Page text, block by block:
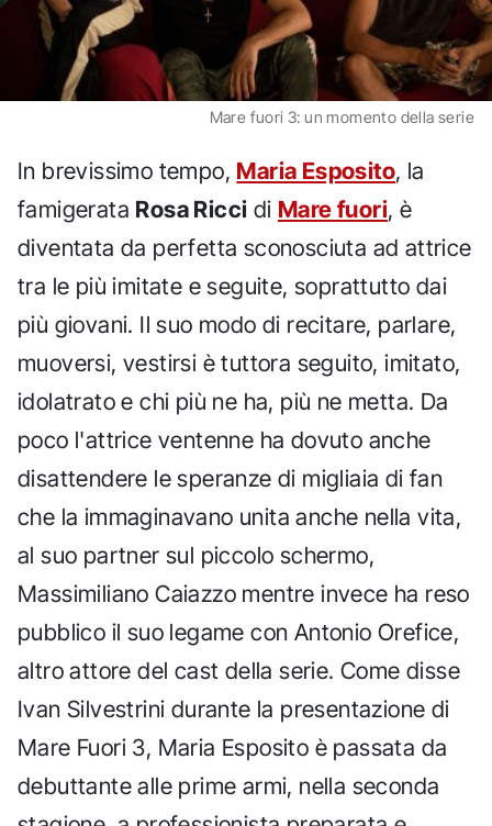
Mare fuori 3: un momento della serie
In brevissimo tempo, Maria Esposito, la
famigerata Rosa Ricci di Mare fuori, è
diventata da perfetta sconosciuta ad attrice
tra le più imitate e seguite, soprattutto dai
più giovani. Il suo modo di recitare, parlare,
muoversi, vestirsi è tuttora seguito, imitato,
idolatrato e chi più ne ha, più ne metta. Da
poco l'attrice ventenne ha dovuto anche
disattendere le speranze di migliaia di fan
che la immaginavano unita anche nella vita,
al suo partner sul piccolo schermo,
Massimiliano Caiazzo mentre invece ha reso
pubblico il suo legame con Antonio Orefice,
altro attore del cast della serie. Come disse
Ivan Silvestrini durante la presentazione di
Mare Fuori 3, Maria Esposito è passata da
debuttante alle prime armi, nella seconda